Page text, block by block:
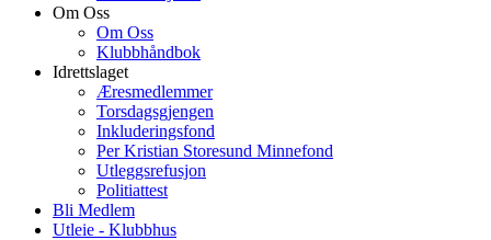
Om Oss
Om Oss
Klubbhåndbok
Idrettslaget
Æresmedlemmer
Torsdagsgjengen
Inkluderingsfond
Per Kristian Storesund Minnefond
Utleggsrefusjon
Politiattest
Bli Medlem
Utleie - Klubbhus